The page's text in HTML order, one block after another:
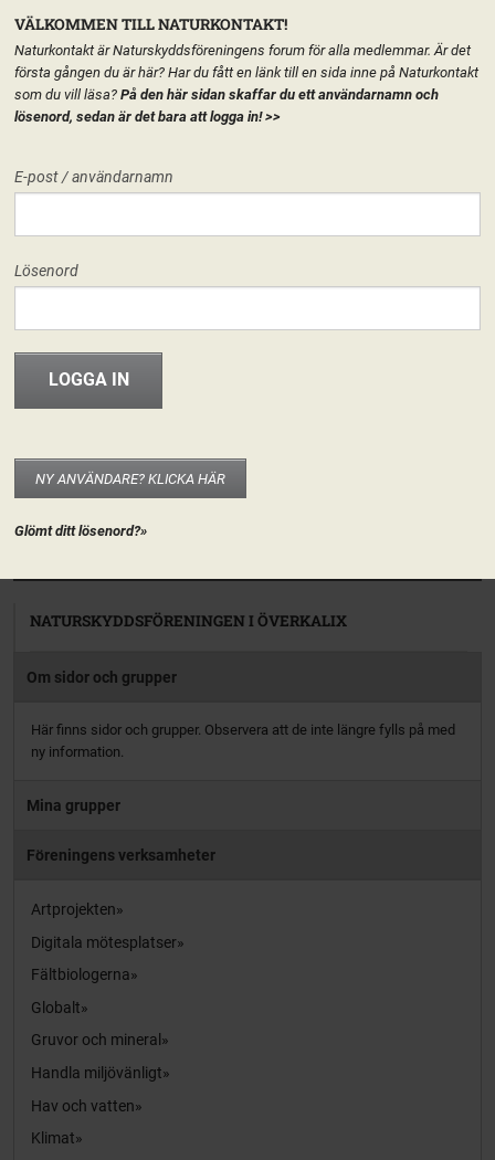
FORUM
INFO & MATERIAL
HEM FÖRENINGEN NATURSKYDDSFÖRENINGEN I ÖVERKALIX
Hej världen!
18 november, 2012
startsida för de grupper som berör kretsen/länsförbundet/nätverket. Det är
NATURSKYDDSFÖRENINGEN I ÖVERKALIX
VÄLKOMMEN TILL NATURKONTAKT!
Naturkontakt är Naturskyddsföreningens forum för alla medlemmar. Är det
första gången du är här? Har du fått en länk till en sida inne på Naturkontakt
som du vill läsa? På den här sidan skaffar du ett användarnamn och
lösenord, sedan är det bara att logga in!>>
E-post / användarnamn
Lösenord
NY ANVÄNDARE? KLICKA HÄR
Glömt ditt lösenord?»
Om sidor och grupper
Här finns sidor och grupper. Observera att de inte längre fylls på med
ny information.
Mina grupper
Föreningens verksamheter
Artprojekten
Digitala mötesplatser
Fältbiologerna
Globalt
Gruvor och mineral
Handla miljövänligt
Hav och vatten
Klimat